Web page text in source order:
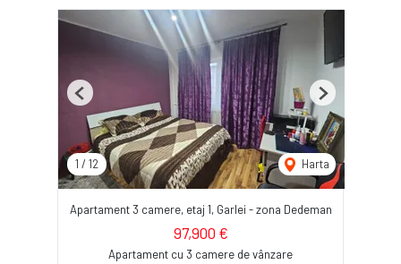
1 / 12 Harta
Previous Next
Apartament 3 camere, etaj 1, Garlei - zona Dedeman
97,900 €
Apartament cu 3 camere de vânzare